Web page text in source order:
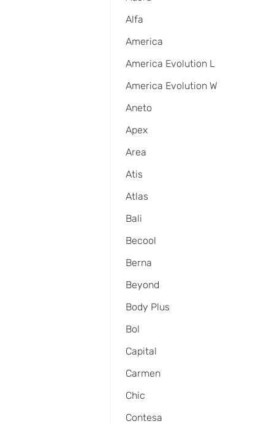
Alfa
America
America Evolution L
America Evolution W
Aneto
Apex
Area
Atis
Atlas
Bali
Becool
Berna
Beyond
Body Plus
Bol
Capital
Carmen
Chic
Contesa